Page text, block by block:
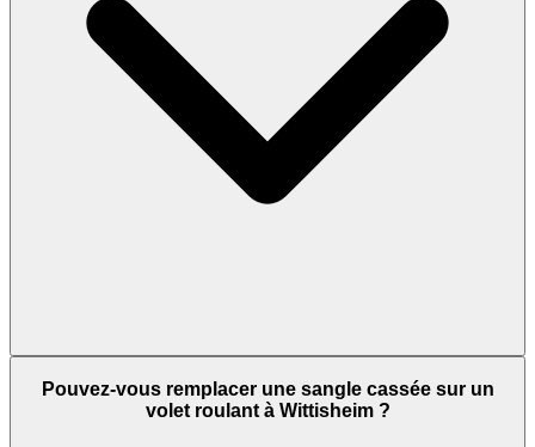
Pouvez-vous remplacer une sangle cassée sur un
volet roulant à Wittisheim ?